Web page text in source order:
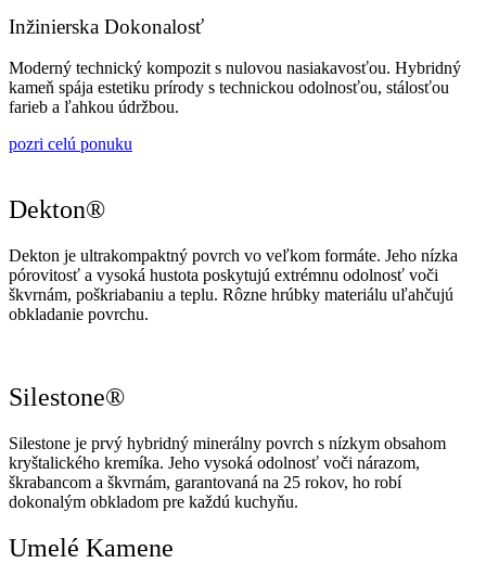
Inžinierska Dokonalosť
Moderný technický kompozit s nulovou nasiakavosťou. Hybridný
kameň spája estetiku prírody s technickou odolnosťou, stálosťou
farieb a ľahkou údržbou.
pozri celú ponuku
Dekton®
Dekton je ultrakompaktný povrch vo veľkom formáte. Jeho nízka
pórovitosť a vysoká hustota poskytujú extrémnu odolnosť voči
škvrnám, poškriabaniu a teplu. Rôzne hrúbky materiálu uľahčujú
obkladanie povrchu.
Silestone®
Silestone je prvý hybridný minerálny povrch s nízkym obsahom
kryštalického kremíka. Jeho vysoká odolnosť voči nárazom,
škrabancom a škvrnám, garantovaná na 25 rokov, ho robí
dokonalým obkladom pre každú kuchyňu.
Umelé Kamene